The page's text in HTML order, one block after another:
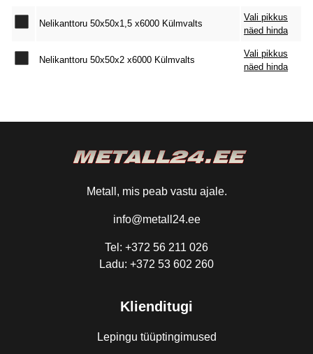
Nelikanttoru 50x50x1,5 x6000 Külmvalts
Vali pikkus
näed hinda
Nelikanttoru 50x50x2 x6000 Külmvalts
Vali pikkus
näed hinda
Metall, mis peab vastu ajale.
info@metall24.ee
Tel: +372 56 211 026
Ladu: +372 53 602 260
Klienditugi
Lepingu tüüptingimused